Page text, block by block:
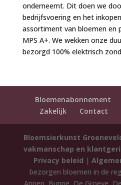
onderneemt. Dit doen we
bedrijfsvoering en het
assortiment van bloemen en
MPS A+. We wekken onze
bezorgd 100% elektrisch
Bloemenabonnement
Zakelijk
Contact
Bloemsierkunst
vakmanschap en
Privacy beleid |
bezorgen bloemen in de